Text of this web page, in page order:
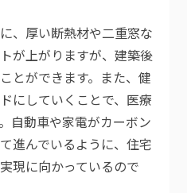
、厚い断熱材や二重窓な
が上がりますが、建築後
とができます。また、健
にしていくことで、医療
自動車や家電がカーボン
進んでいるように、住宅
現に向かっているので